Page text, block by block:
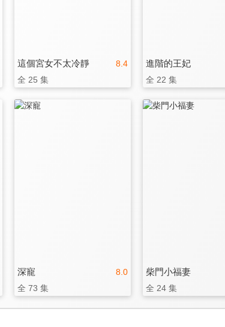
8.4
這個宮女不太冷靜
全 25 集
進階的王妃
全 22 集
8.0
深寵
全 73 集
柴門小福妻
全 24 集